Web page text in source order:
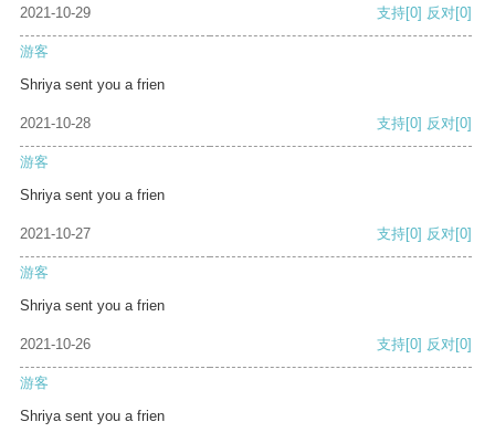
2021-10-29 支持[0] 反对[0]
游客
Shriya sent you a frien
2021-10-28 支持[0] 反对[0]
游客
Shriya sent you a frien
2021-10-27 支持[0] 反对[0]
游客
Shriya sent you a frien
2021-10-26 支持[0] 反对[0]
游客
Shriya sent you a frien